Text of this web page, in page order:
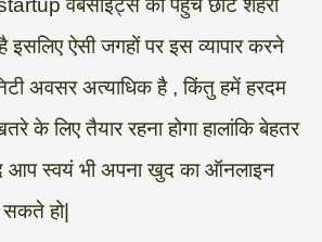
वेबसाइट्स की पहुंच छोटे शहरों
इसलिए ऐसी जगहों पर इस व्यापार करने
अवसर अत्याधिक है , किंतु हमें हरदम
के लिए तैयार रहना होगा हालांकि बेहतर
आप स्वयं भी अपना खुद का ऑनलाइन
हो|